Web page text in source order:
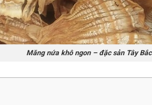
Măng nứa khô ngon – đặc sản Tây Bắc